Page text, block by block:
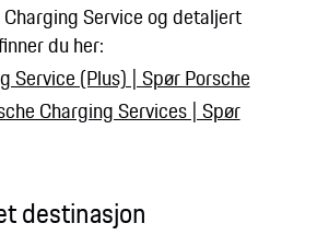
Service og detaljert
du her:
Service (Plus) | Spør Porsche
Charging Services | Spør
destinasjon